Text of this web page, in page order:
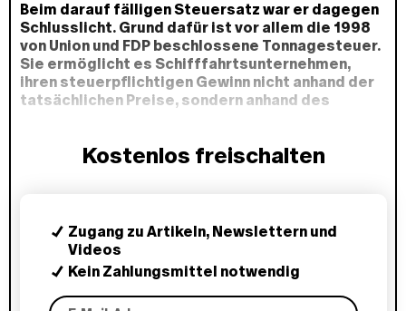
Beim darauf fälligen Steuersatz war er dagegen
Schlusslicht. Grund dafür ist vor allem die 1998
von Union und FDP beschlossene Tonnagesteuer.
Sie ermöglicht es Schifffahrtsunternehmen,
ihren steuerpflichtigen Gewinn nicht anhand der
tatsächlichen Preise, sondern anhand des
effektiv nur 1 Prozent Steuern zahlte und damit
rund 9 Prozent.
Kostenlos freischalten
Zugang zu Artikeln, Newslettern und
Videos
Kein Zahlungsmittel notwendig